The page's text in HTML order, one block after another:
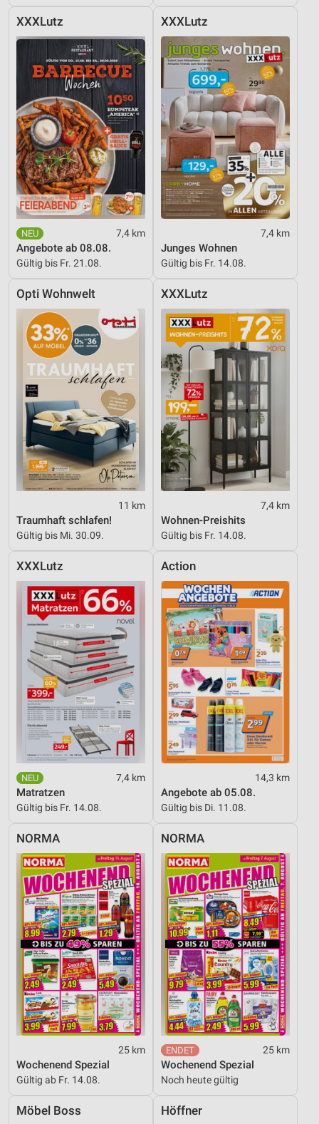
XXXLutz
7,4 km
Angebote ab 08.08.
Gültig bis Fr. 21.08.
XXXLutz
7,4 km
Junges Wohnen
Gültig bis Fr. 14.08.
Opti Wohnwelt
11 km
Traumhaft schlafen!
Gültig bis Mi. 30.09.
XXXLutz
7,4 km
Wohnen-Preishits
Gültig bis Fr. 14.08.
XXXLutz
7,4 km
Matratzen
Gültig bis Fr. 14.08.
Action
14,3 km
Angebote ab 05.08.
Gültig bis Di. 11.08.
NORMA
25 km
Wochenend Spezial
Gültig ab Fr. 14.08.
NORMA
25 km
Wochenend Spezial
Noch heute gültig
Möbel Boss Höffner